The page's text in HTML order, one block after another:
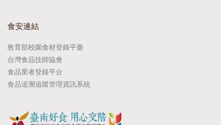
食安連結
教育部校園食材登錄平臺
台灣食品技師協會
食品業者登錄平台
食品追溯追蹤管理資訊系統